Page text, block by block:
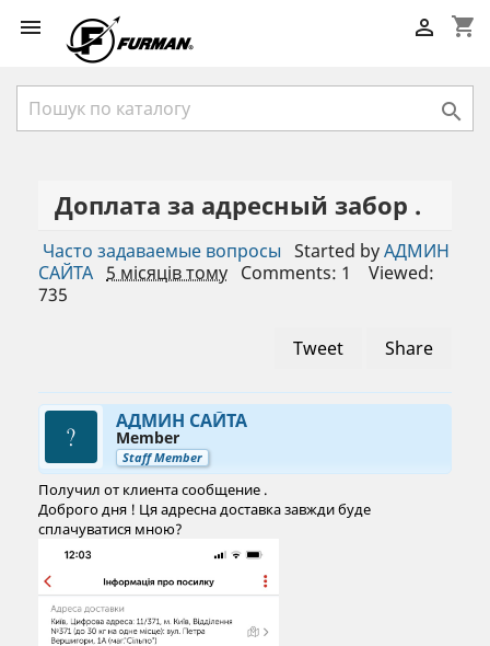
 shopping_cart


Доплата за адресный забор .
Часто задаваемые вопросы Started byАДМИН
САЙТА 5 місяців тому Comments: 1
Viewed:
735
Tweet Share
АДМИН САЙТА
Member
Staff Member
Получил от клиента сообщение .
Доброго дня ! Ця адресна доставка завжди буде
сплачуватися мною?